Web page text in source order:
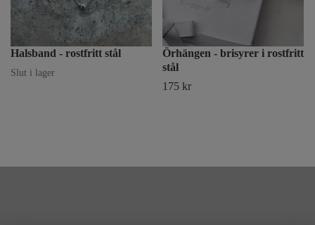
Halsband - rostfritt stål
Slut i lager
Örhängen - brisyrer i rostfritt
stål
175 kr